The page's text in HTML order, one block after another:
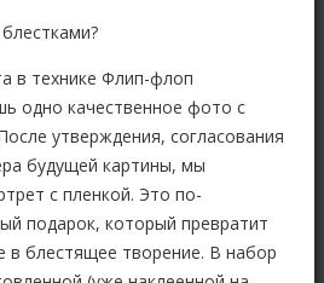
в технике Флип-флоп
одно качественное фото с
утверждения, согласования
будущей картины, мы
с пленкой. Это по-
подарок, который превратит
блестящее творение. В набор